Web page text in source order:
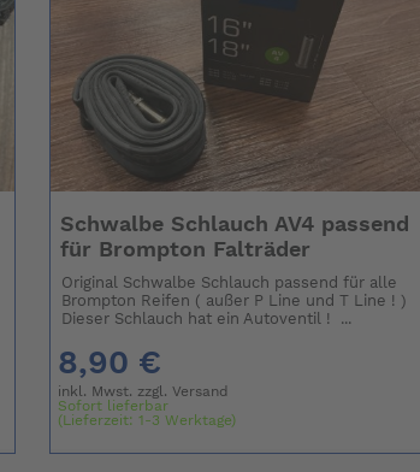
Schwalbe Schlauch AV4 passend
für Brompton Falträder
Original Schwalbe Schlauch passend für alle
Brompton Reifen ( außer P Line und T Line ! )
Dieser Schlauch hat ein Autoventil ! ...
8,90 €
inkl. Mwst. zzgl.Versand
Sofort lieferbar
(Lieferzeit: 1-3 Werktage)